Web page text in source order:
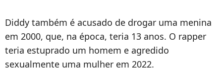
Diddy também é acusado de drogar uma menina
em 2000, que, na época, teria 13 anos. O rapper
teria estuprado um homem e agredido
sexualmente uma mulher em 2022.